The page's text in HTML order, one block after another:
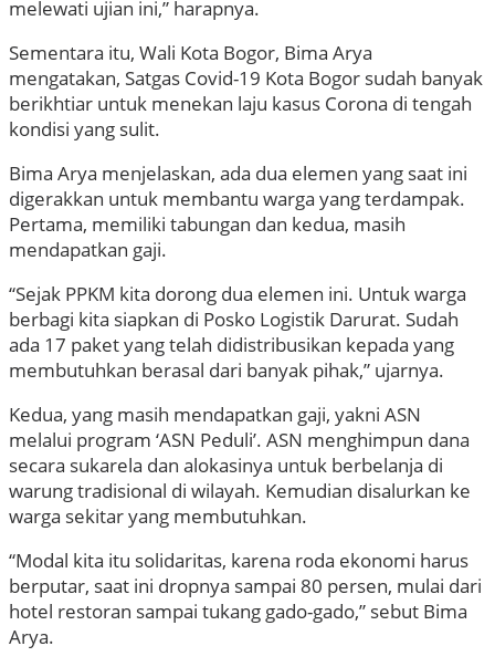
melewati ujian ini,” harapnya.
Sementara itu, Wali Kota Bogor, Bima Arya
mengatakan, Satgas Covid-19 Kota Bogor sudah banyak
berikhtiar untuk menekan laju kasus Corona di tengah
kondisi yang sulit.
Bima Arya menjelaskan, ada dua elemen yang saat ini
digerakkan untuk membantu warga yang terdampak.
Pertama, memiliki tabungan dan kedua, masih
mendapatkan gaji.
“Sejak PPKM kita dorong dua elemen ini. Untuk warga
berbagi kita siapkan di Posko Logistik Darurat. Sudah
ada 17 paket yang telah didistribusikan kepada yang
membutuhkan berasal dari banyak pihak,” ujarnya.
Kedua, yang masih mendapatkan gaji, yakni ASN
melalui program ‘ASN Peduli’. ASN menghimpun dana
secara sukarela dan alokasinya untuk berbelanja di
warung tradisional di wilayah. Kemudian disalurkan ke
warga sekitar yang membutuhkan.
“Modal kita itu solidaritas, karena roda ekonomi harus
berputar, saat ini dropnya sampai 80 persen, mulai dari
hotel restoran sampai tukang gado-gado,” sebut Bima
Arya.